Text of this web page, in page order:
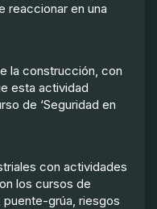
reaccionar en una
la construcción, con
esta actividad
de ‘Seguridad en
con actividades
los cursos de
grúa, riesgos